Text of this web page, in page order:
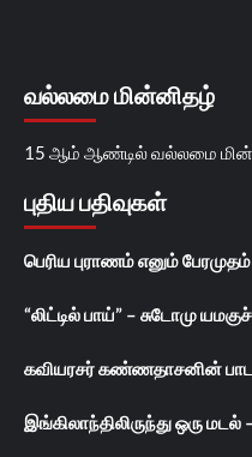
வல்லமை மின்னிதழ்
15 ஆம் ஆண்டில் வல்லமை
புதிய பதிவுகள்
பெரிய புராணம் எனும் பேரமுதம்
“லிட்டில் பாய்” – சுடோமு
கவியரசர் கண்ணதாசனின்
இங்கிலாந்திலிருந்து ஒரு மடல்